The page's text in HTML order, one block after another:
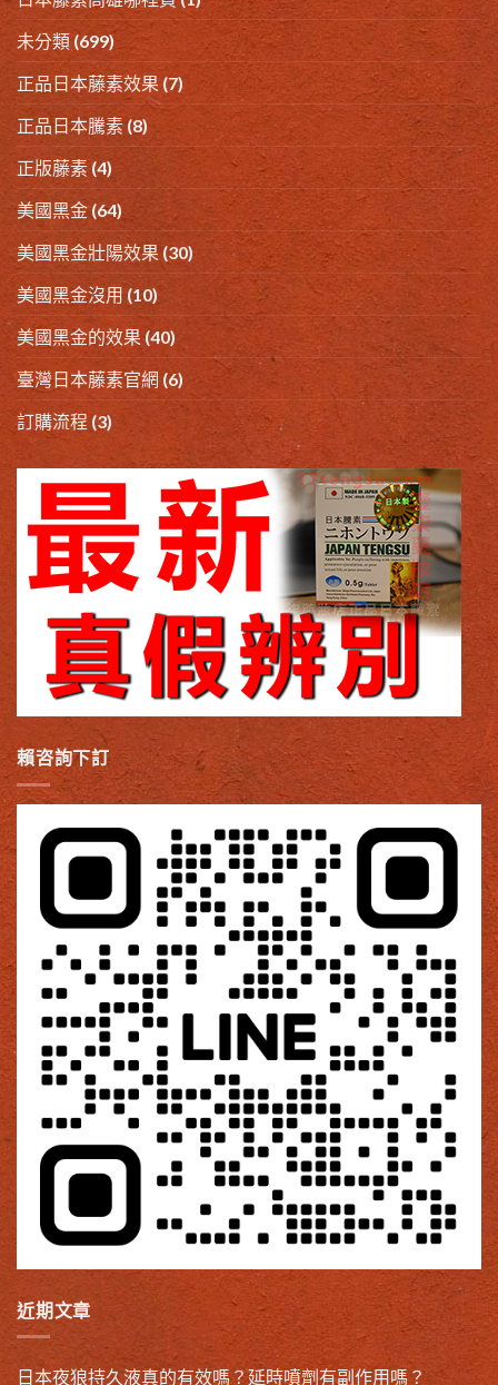
未分類(699)
正品日本藤素效果 (7)
正品日本騰素 (8)
正版藤素 (4)
美國黑金(64)
美國黑金壯陽效果 (30)
美國黑金沒用 (10)
美國黑金的效果 (40)
臺灣日本藤素官網 (6)
訂購流程 (3)
賴咨詢下訂
近期文章
日本夜狼持久液真的有效嗎？延時噴劑有副作用嗎？